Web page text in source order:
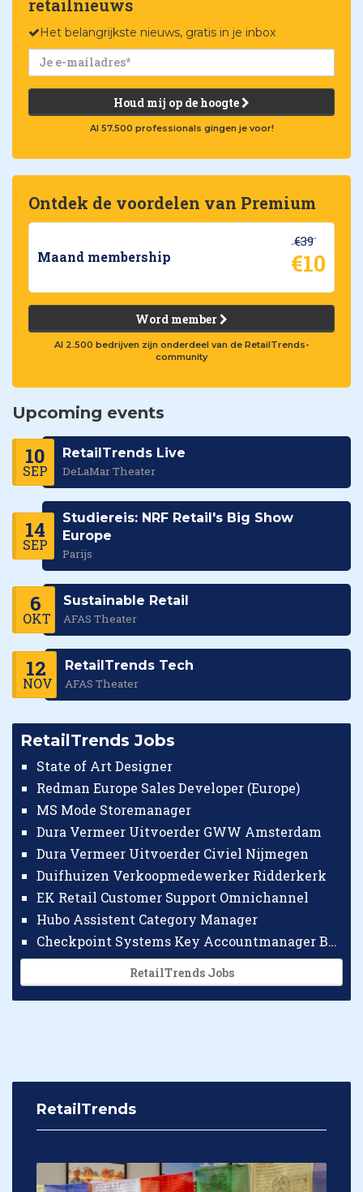
retailnieuws
Het belangrijkste nieuws, gratis in je inbox
Houd mij op de hoogte
Al 57.500 professionals gingen je voor!
Ontdek de voordelen van Premium
Maand membership
€39
€10
Word member
Al 2.500 bedrijven zijn onderdeel van de RetailTrends-
community
Upcoming events
10
SEP
RetailTrends Live
DeLaMar Theater
14
SEP
Studiereis: NRF Retail's Big Show
Europe
Parijs
6
OKT
Sustainable Retail
AFAS Theater
12
NOV
RetailTrends Tech
AFAS Theater
RetailTrends Jobs
State of Art Designer
Redman Europe Sales Developer (Europe)
MS Mode Storemanager
Dura Vermeer Uitvoerder GWW Amsterdam
Dura Vermeer Uitvoerder Civiel Nijmegen
Duifhuizen Verkoopmedewerker Ridderkerk
EK Retail Customer Support Omnichannel
Hubo Assistent Category Manager
Checkpoint Systems Key Accountmanager Benelux
RetailTrends Jobs
RetailTrends